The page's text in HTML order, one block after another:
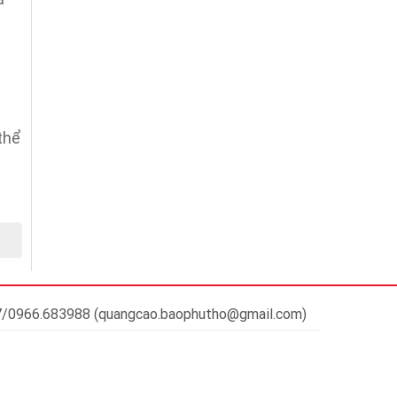
(quangcao.baophutho@gmail.com)